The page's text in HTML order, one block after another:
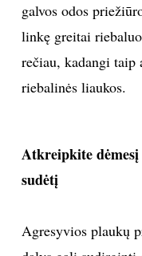
galvos odos
linkę greitai
rečiau, kadangi taip
riebalinės liaukos.
Atkreipkite
sudėtį
Agresyvios plaukų